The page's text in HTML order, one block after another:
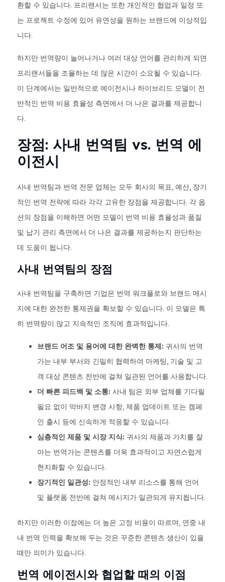
환할 수 있습니다. 프리랜서는 또한 개인적인 협업과 일정 또
는 프로젝트 수정에 있어 유연성을 원하는 브랜드에 이상적입
니다.
하지만 번역량이 늘어나거나 여러 대상 언어를 관리하게 되면
프리랜서들을 조율하는 데 많은 시간이 소요될 수 있습니다.
이 단계에서는 일반적으로 에이전시나 하이브리드 모델이 전
반적인 번역 비용 효율성 측면에서 더 나은 결과를 제공합니
다.
장점: 사내 번역팀 vs. 번역 에
이전시
사내 번역팀과 번역 전문 업체는 모두 회사의 목표, 예산, 장기
적인 번역 전략에 따라 각각 고유한 장점을 제공합니다. 각 옵
션의 장점을 이해하면 어떤 모델이 번역 비용 효율성과 품질
및 납기 관리 측면에서 더 나은 결과를 제공하는지 판단하는
데 도움이 됩니다.
사내 번역팀의 장점
사내 번역팀을 구축하면 기업은 번역 워크플로와 브랜드 메시
지에 대한 완전한 통제권을 확보할 수 있습니다. 이 모델은 특
히 번역량이 많고 지속적인 조직에 효과적입니다.
브랜드 어조 및 용어에 대한 완벽한 통제: 귀사의 번역
가는 내부 부서와 긴밀히 협력하여 마케팅, 기술 및 고
객 대상 콘텐츠 전반에 걸쳐 일관된 언어를 사용합니다.
더 빠른 피드백 및 소통: 사내 팀은 외부 업체를 기다릴
필요 없이 막바지 변경 사항, 제품 업데이트 또는 캠페
인 출시 등에 신속하게 적응할 수 있습니다.
심층적인 제품 및 시장 지식: 귀사의 제품과 가치를 잘
아는 번역가는 콘텐츠를 더욱 효과적이고 자연스럽게
현지화할 수 있습니다.
장기적인 일관성: 안정적인 내부 리소스를 통해 언어
및 플랫폼 전반에 걸쳐 메시지가 일관되게 유지됩니다.
하지만 이러한 이점에는 더 높은 고정 비용이 따르며, 연중 내
내 번역 인력을 확보해 두는 것은 꾸준한 콘텐츠 생산이 있을
때만 의미가 있습니다.
번역 에이전시와 협업할 때의 이점